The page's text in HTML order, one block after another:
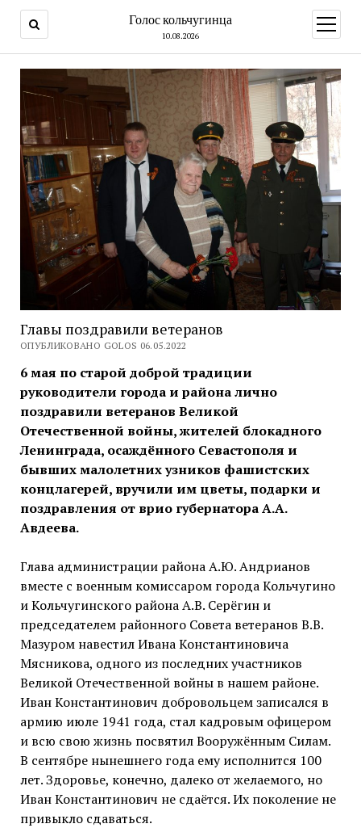
Голос кольчугинца
10.08.2026
меню
Главы поздравили ветеранов
ОПУБЛИКОВАНО GOLOS 06.05.2022
6 мая по старой доброй традиции
руководители города и района лично
поздравили ветеранов Великой
Отечественной войны, жителей блокадного
Ленинграда, осаждённого Севастополя и
бывших малолетних узников фашистских
концлагерей, вручили им цветы, подарки и
поздравления от врио губернатора А.А.
Авдеева.
Глава администрации района А.Ю. Андрианов
вместе с военным комиссаром города Кольчугино
и Кольчугинского района А.В. Серёгин и
председателем районного Совета ветеранов В.В.
Мазуром навестил Ивана Константиновича
Мясникова, одного из последних участников
Великой Отечественной войны в нашем районе.
Иван Константинович добровольцем записался в
армию июле 1941 года, стал кадровым офицером
и всю свою жизнь посвятил Вооружённым Силам.
В сентябре нынешнего года ему исполнится 100
лет. Здоровье, конечно, далеко от желаемого, но
Иван Константинович не сдаётся. Их поколение не
привыкло сдаваться.